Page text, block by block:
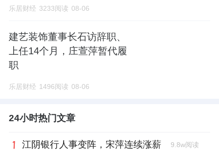
乐居财经 3233阅读 08-06
建艺装饰董事长石访辞职、
上任14个月，庄萱萍暂代履
职
乐居财经 1496阅读 08-06
24小时热门文章
江阴银行人事变阵，宋萍连续涨薪 9.8w阅读